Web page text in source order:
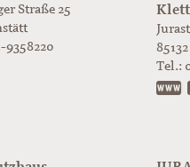
Straße 25
9358220
85132
Tel.: